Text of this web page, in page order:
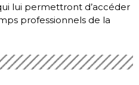
lui permettront d’accéder
professionnels de la